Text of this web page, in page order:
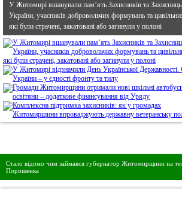
У Житомирі вшанували пам’ять Захисників та Захисниць
України, учасників добровольчих формувань та
які були страчені, закатовані або загинули у полоні
Стало відомо чим займався губернатор Житомирщини на
Порошенка